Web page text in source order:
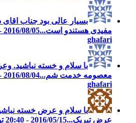
بسیار عالی بود جناب
مفیدی هستندو است...
ghafari
با سلام و خسته نباشید.
معصومه خدمت شم...
ghafari
با سلام و عرض خسته
عرض تبریک...2016/05/15 - 20:40 توسط شایان عباسی